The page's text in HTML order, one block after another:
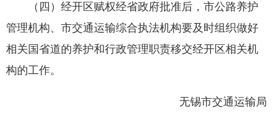
（四）经开区赋权经省政府批准后，市公路养护
管理机构、市交通运输综合执法机构要及时组织做好
相关国省道的养护和行政管理职责移交经开区相关机
构的工作。
无锡市交通运输局